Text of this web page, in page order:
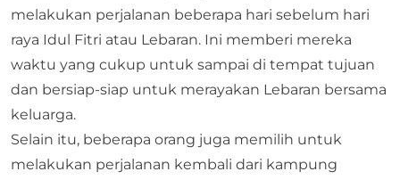
melakukan perjalanan beberapa hari sebelum hari
raya Idul Fitri atau Lebaran. Ini memberi mereka
waktu yang cukup untuk sampai di tempat tujuan
dan bersiap-siap untuk merayakan Lebaran bersama
keluarga.
Selain itu, beberapa orang juga memilih untuk
melakukan perjalanan kembali dari kampung